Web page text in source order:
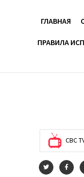
Вашингтонский
Арменией —
Вашингтонский
Сегодня через
ГЛАВНАЯ
ПРАВИЛА
CBC